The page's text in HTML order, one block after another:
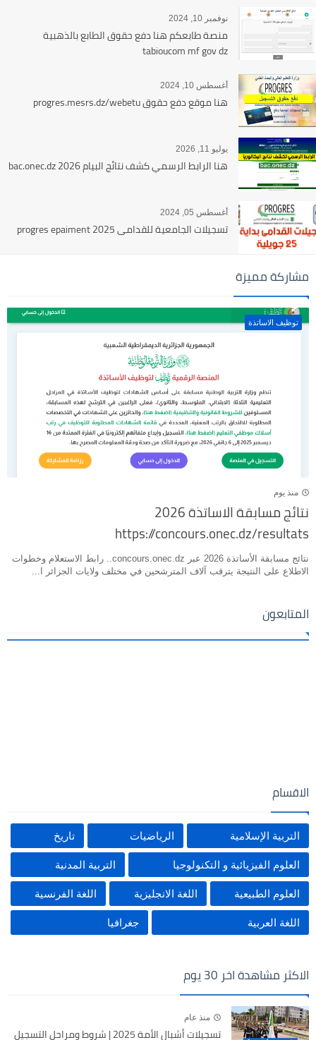
نوفمبر 10, 2024
منصة طابعكم هنا دفع حقوق الطابع بالذهبية
tabioucom mf gov dz
أغسطس 10, 2024
هنا موقع دفع حقوق progres.mesrs.dz/webetu
يوليو 11, 2026
هنا الرابط الرسمي كشف نتائج البيام 2026 bac.onec.dz
أغسطس 05, 2024
تسجيلات الجامعية للقدامى 2025 progres epaiment
مشاركة مميزة
توظيف الاساتذة
منذ يوم
نتائج مسابقة الاساتذة 2026
https://concours.onec.dz/resultats
نتائج مسابقة الأساتذة 2026 عبر concours.onec.dz.. رابط الاستعلام وخطوات
الاطلاع على النتيجة يترقب آلاف المترشحين في مختلف ولايات الجزائر ا...
المتابعون
الاقسام
التربية الإسلامية الرياضيات تاريخ
العلوم الفيزيائية و التكنولوجيا التربية المدنية
العلوم الطبيعية اللغة الانجليزية اللغة الفرنسية
اللغة العربية جغرافيا
الاكثر مشاهدة اخر 30 يوم
منذ عام
تسجيلات أشبال الأمة 2025 | شروط ومراحل التسجيل